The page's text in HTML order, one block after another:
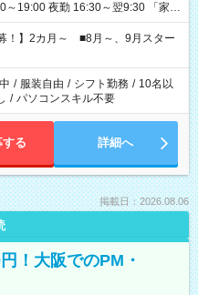
夜勤 16:30～翌9:30 「家族
を持って夕飯の準備がしたい」
」 など、ご希望を教えてください
間。 合計で週40時間を超える場
！】2カ月～ ■8月～、9月スター
/ 服装自由 / シフト勤務 / 10名以
/ パソコンスキル不要
する 詳細へ
掲載日：2026.08.06
！大阪でのPM・